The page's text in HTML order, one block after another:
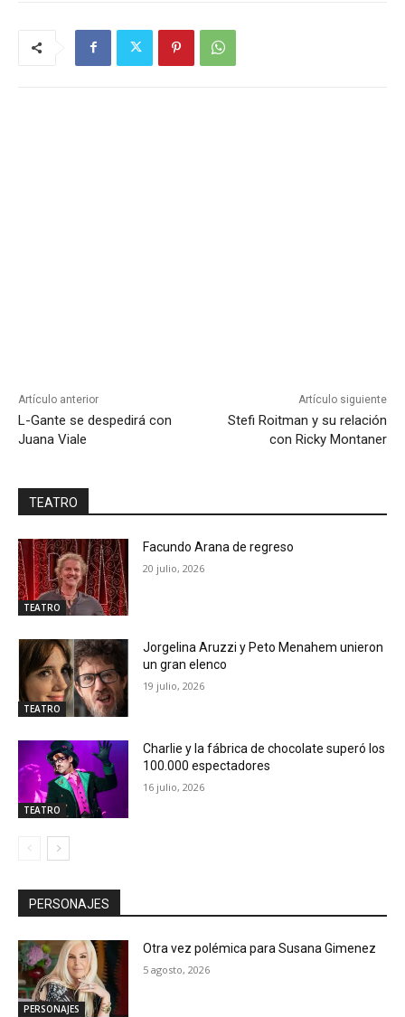
Artículo anterior
L-Gante se despedirá con
Juana Viale
Artículo siguiente
Stefi Roitman y su relación
con Ricky Montaner
TEATRO
TEATRO
Facundo Arana de regreso
20 julio, 2026
TEATRO
Jorgelina Aruzzi y Peto Menahem unieron
un gran elenco
19 julio, 2026
TEATRO
Charlie y la fábrica de chocolate superó los
100.000 espectadores
16 julio, 2026
PERSONAJES
PERSONAJES
Otra vez polémica para Susana Gimenez
5 agosto, 2026